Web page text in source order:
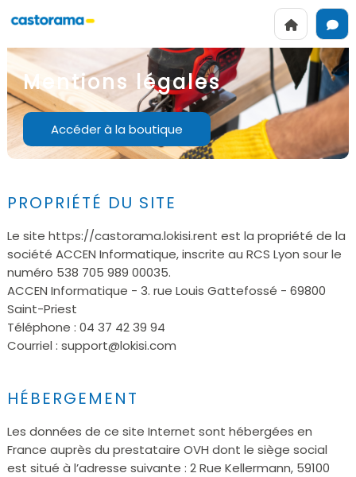
Mentions légales
Accéder à la boutique
PROPRIÉTÉ DU SITE
Le site https://castorama.lokisi.rent est la propriété de la
société ACCEN Informatique, inscrite au RCS Lyon sour le
numéro 538 705 989 00035.
ACCEN Informatique - 3. rue Louis Gattefossé - 69800
Saint-Priest
Téléphone : 04 37 42 39 94
Courriel : support@lokisi.com
HÉBERGEMENT
Les données de ce site Internet sont hébergées en
France auprès du prestataire OVH dont le siège social
est situé à l’adresse suivante : 2 Rue Kellermann, 59100